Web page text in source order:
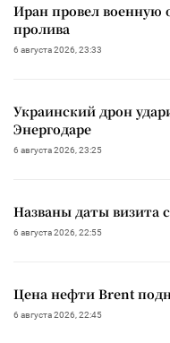
Иран провел военную
пролива
6 августа 2026, 23:33
Украинский дрон
Энергодаре
6 августа 2026, 23:25
Названы даты визита
6 августа 2026, 22:55
Цена нефти Brent
6 августа 2026, 22:45